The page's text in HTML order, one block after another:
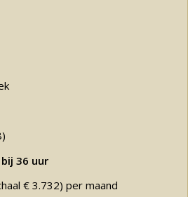
36 uur
€ 3.732) per maand